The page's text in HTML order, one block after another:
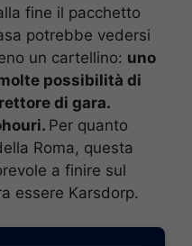
fine il pacchetto
potrebbe vedersi
un cartellino: uno
possibilità di
di gara.
Per quanto
Roma, questa
a finire sul
essere Karsdorp.